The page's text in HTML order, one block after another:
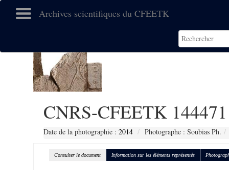
Archives scientifiques du CFEETK
CNRS-CFEETK 144471
Date de la photographie : 2014 Photographe : Soubias Ph.
Consulter le document Information sur les éléments représentés